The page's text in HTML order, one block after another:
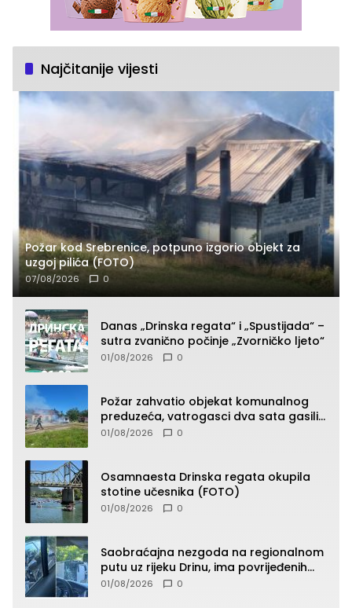
Najčitanije vijesti
Požar kod Srebrenice, potpuno izgorio objekt za
uzgoj pilića (FOTO)
07/08/2026 0
Danas „Drinska regata“ i „Spustijada“ –
sutra zvanično počinje „Zvorničko ljeto“
01/08/2026 0
Požar zahvatio objekat komunalnog
preduzeća, vatrogasci dva sata gasili
vatru (FOTO)
01/08/2026 0
Osamnaesta Drinska regata okupila
stotine učesnika (FOTO)
01/08/2026 0
Saobraćajna nezgoda na regionalnom
putu uz rijeku Drinu, ima povrijeđenih
lica (FOTO)
01/08/2026 0